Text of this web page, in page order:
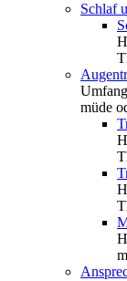
Schlaf
müde